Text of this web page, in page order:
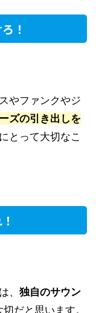
！
やファンクやジ
ズの引き出しを
とって大切なこ
、 独自のサウン
だと思います。